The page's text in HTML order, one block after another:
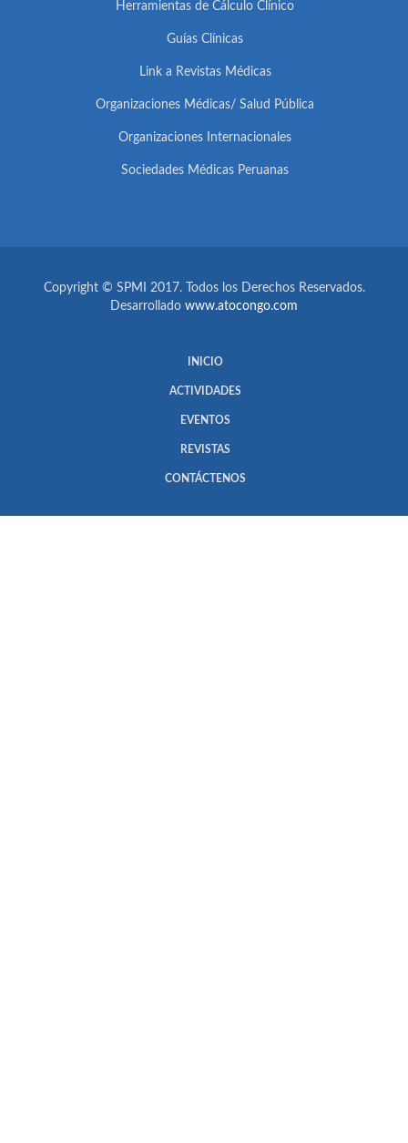
Herramientas de Cálculo Clínico
Guías Clínicas
Link a Revistas Médicas
Organizaciones Médicas/ Salud Pública
Organizaciones Internacionales
Sociedades Médicas Peruanas
Copyright © SPMI 2017. Todos los Derechos Reservados.
Desarrollado www.atocongo.com
INICIO
ACTIVIDADES
EVENTOS
REVISTAS
CONTÁCTENOS